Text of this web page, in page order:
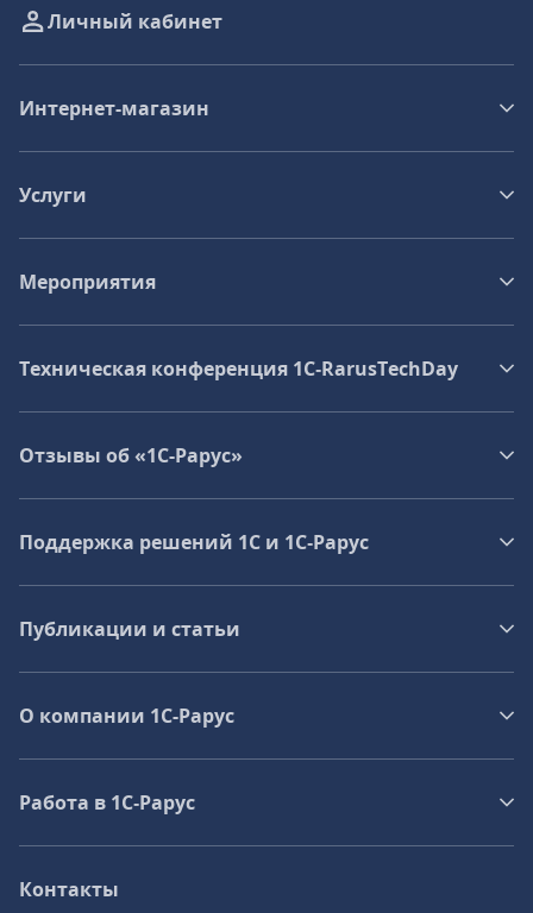
Личный кабинет
Интернет-магазин
Услуги
Мероприятия
Техническая конференция 1C‑RarusTechDay
Отзывы об «1С-Рарус»
Поддержка решений 1С и 1С‑Рарус
Публикации и статьи
О компании 1C-Рарус
Работа в 1С‑Рарус
Контакты